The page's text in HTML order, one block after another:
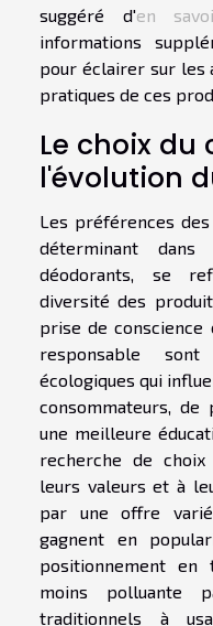
suggéré d'en
informations
pour éclairer sur les
pratiques de ces
Le choix
l'évolution
Les préférences
déterminant
déodorants, se
diversité des
prise de conscience
responsable
écologiques qui
consommateurs,
une meilleure
recherche de
leurs valeurs et à
par une offre
gagnent en
positionnement en
moins polluante
traditionnels à